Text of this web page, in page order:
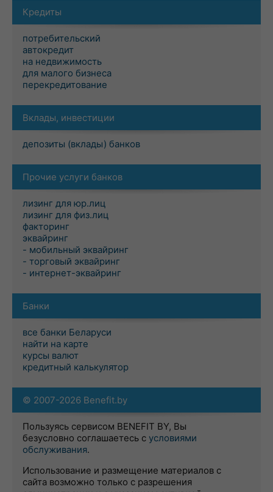
Кредиты
потребительский
автокредит
на недвижимость
для малого бизнеса
перекредитование
Вклады, инвестиции
депозиты (вклады) банков
Прочие услуги банков
лизинг для юр.лиц
лизинг для физ.лиц
факторинг
эквайринг
- мобильный эквайринг
- торговый эквайринг
- интернет-эквайринг
Банки
все банки Беларуси
найти на карте
курсы валют
кредитный калькулятор
© 2007-2026 Benefit.by
Пользуясь сервисом BENEFIT BY, Вы
безусловно соглашаетесь с условиями
обслуживания.
Использование и размещение материалов с
сайта возможно только с разрешения